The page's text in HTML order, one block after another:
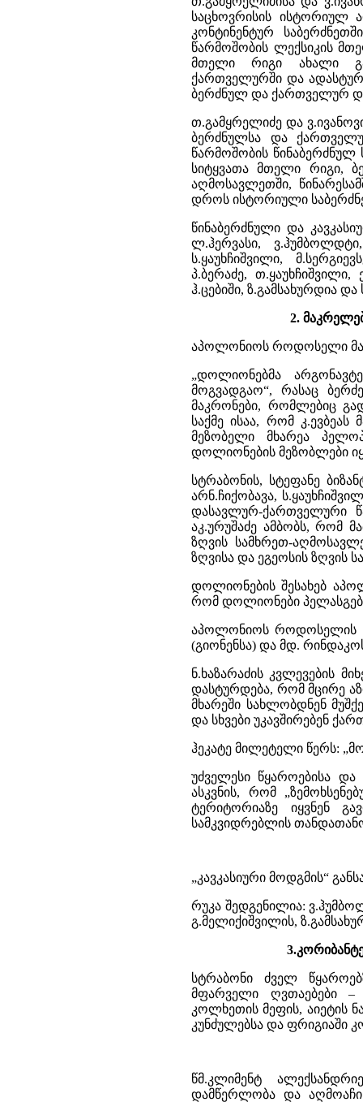
საცხოვრისის ისტორიულ
კონტინენტურ
წარმოშობის ლექსიკის
მთელი რიგი ახალი
ქართველურში და
ბერძნულ და ქართველურ
თ.გამყრელიძე და
ბერძნულსა და
წარმოშობის წინაბერძნულ
სიტყვათა მთელი რიგი,
აღმოსავლეთში,
დროს ისტორიული
წინაბერძნული და
ლ.ჰერვასი,
ს.ყაუხჩიშვილი,
პ.ბერაძე, თ.ყაუხჩიშვილი,
ჰ.ცებიში, ზ.გამსახურდია და
2.
აპოლონიოს როდოსელი
„დოლიონებმა
მოგვადგაო“, რასაც
მაკრონები, რომლებიც
საქმე ისაა, რომ
მეზობელი მხარეა
დოლიონების მეზობლები
სტრაბონის, სტეფანე
არნ.ჩიქობავა,
დასავლურ-ქართველური
აკ.ურუშაძე ამბობს, რომ
ზღვის სამხრეთ-
ზღვისა და ეგეოსის ზღვის
დოლიონების შესახებ
რომ დოლიონები პელასგები
აპოლონიოს როდოსელის
(გიონენსა) და მდ.
ნ.ხაზარაძის კვლევების
დასტურდება, რომ მცირე
მხარეში სახლობდნენ
და სხვები უკავშირებენ
ჰეკატე მილეტელი წერს:
უძველესი წყაროებისა და
ასკვნის, რომ
ტერიტორიაზე იყვნენ
სამკვიდრებლის
„კავკასიური მოდგმის“
რუკა შედგენილია:
გ.მელიქიშვილის,
სტრაბონი ძველ
მფარველი ღვთაებები –
კოლხეთის მეფის, აიეტის
კუნძულებსა და ფრიგიაში
წმ.კლიმენტ
დამწერლობა და